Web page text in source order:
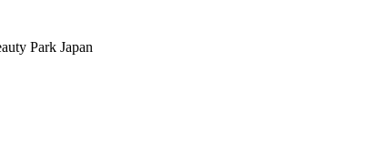
Park Japan